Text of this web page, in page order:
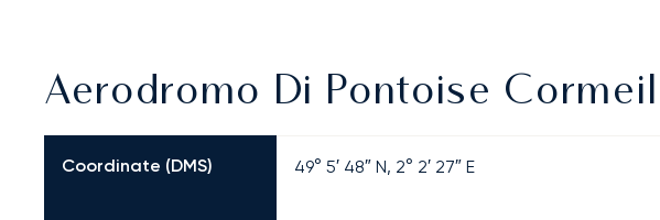
Aerodromo Di Pontoise
Coordinate (DMS) 49° 5′ 48″ N, 2° 2′ 27″ E